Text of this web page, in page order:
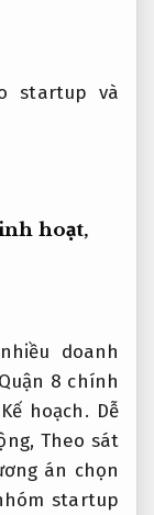
hoạt,
doanh
8 chính
Kế hoạch. Dễ
Theo sát
án chọn
startup